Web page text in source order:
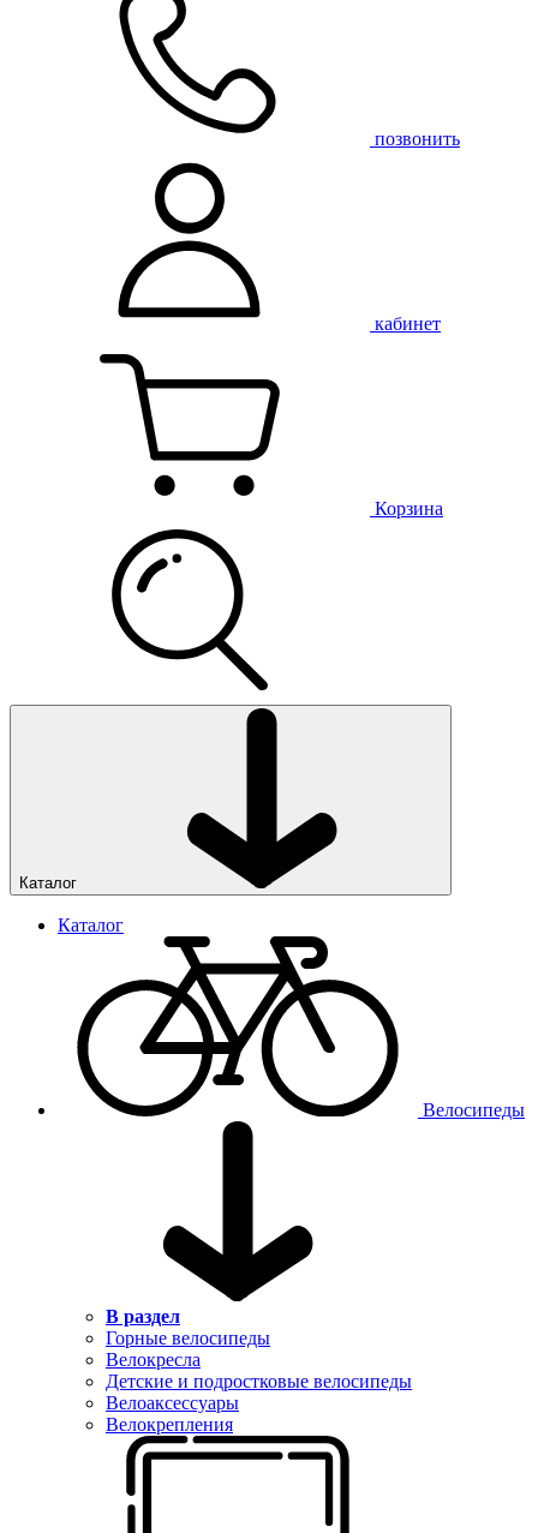
позвонить
кабинет
Корзина
Каталог
Каталог
Велосипеды
В раздел
Горные велосипеды
Велокресла
Детские и подростковые велосипеды
Велоаксессуары
Велокрепления